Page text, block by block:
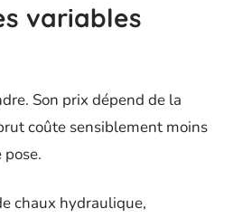
variables
Son prix dépend de la
coûte sensiblement moins
chaux hydraulique,